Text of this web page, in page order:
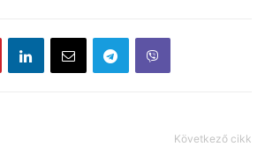
Következő cikk